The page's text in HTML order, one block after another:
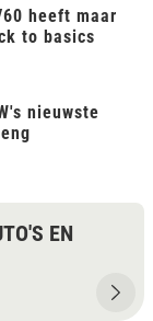
heeft maar
to basics
nieuwste
EN